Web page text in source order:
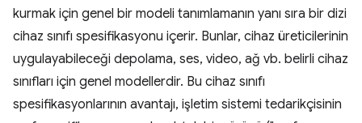
kurmak için genel bir modeli tanımlamanın yanı sıra bir dizi
cihaz sınıfı spesifikasyonu içerir. Bunlar, cihaz üreticilerinin
uygulayabileceği depolama, ses, video, ağ vb. belirli cihaz
sınıfları için genel modellerdir. Bu cihaz sınıfı
spesifikasyonlarının avantajı, işletim sistemi tedarikçisinin